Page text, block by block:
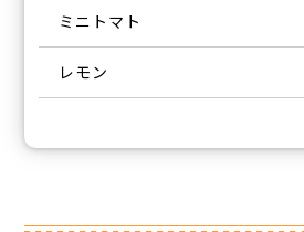
ミニトマト
レモン